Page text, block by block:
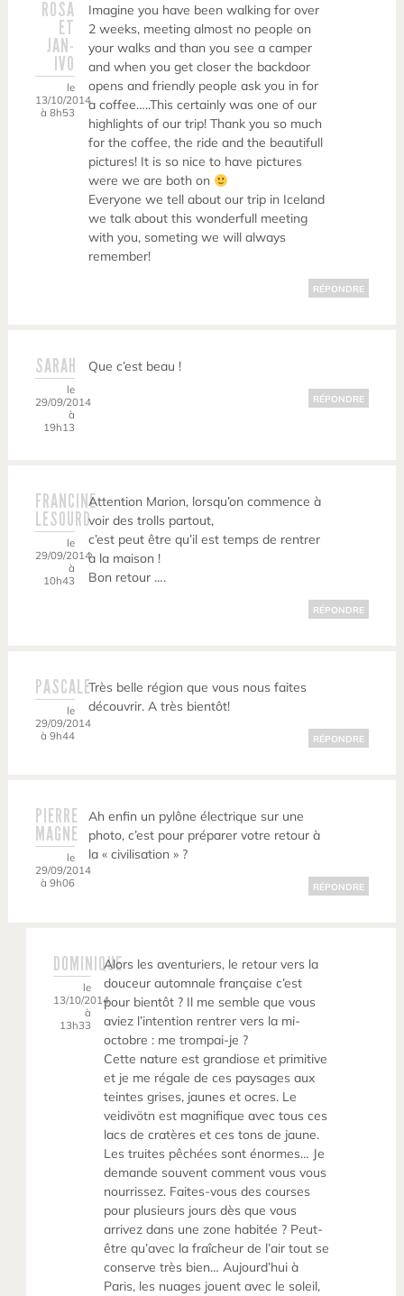
ROSA
ET
JAN-
IVO
le
13/10/2014
à 8h53
Imagine you have been walking for over
2 weeks, meeting almost no people on
your walks and than you see a camper
and when you get closer the backdoor
opens and friendly people ask you in for
a coffee…..This certainly was one of our
highlights of our trip! Thank you so much
for the coffee, the ride and the beautifull
pictures! It is so nice to have pictures
were we are both on
Everyone we tell about our trip in Iceland
we talk about this wonderfull meeting
with you, someting we will always
remember!
RÉPONDRE
SARAH
le
29/09/2014
à
19h13
Que c’est beau !
RÉPONDRE
FRANCINE
LESOURD
le
29/09/2014
à
10h43
Attention Marion, lorsqu’on commence à
voir des trolls partout,
c’est peut être qu’il est temps de rentrer
à la maison !
Bon retour ….
RÉPONDRE
PASCALE
le
29/09/2014
à 9h44
Très belle région que vous nous faites
découvrir. A très bientôt!
RÉPONDRE
PIERRE
MAGNE
le
29/09/2014
à 9h06
Ah enfin un pylône électrique sur une
photo, c’est pour préparer votre retour à
la « civilisation » ?
RÉPONDRE
DOMINIQUE
le
13/10/2014
à
13h33
Alors les aventuriers, le retour vers la
douceur automnale française c’est
pour bientôt ? Il me semble que vous
aviez l’intention rentrer vers la mi-
octobre : me trompai-je ?
Cette nature est grandiose et primitive
et je me régale de ces paysages aux
teintes grises, jaunes et ocres. Le
veidivötn est magnifique avec tous ces
lacs de cratères et ces tons de jaune.
Les truites pêchées sont énormes… Je
demande souvent comment vous vous
nourrissez. Faites-vous des courses
pour plusieurs jours dès que vous
arrivez dans une zone habitée ? Peut-
être qu’avec la fraîcheur de l’air tout se
conserve très bien… Aujourd’hui à
Paris, les nuages jouent avec le soleil,